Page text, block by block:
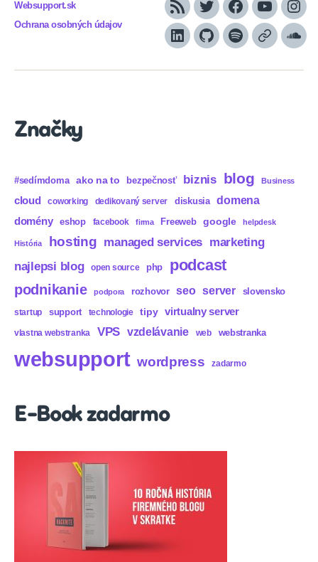
Websupport.sk
Ochrana osobných údajov
RSS TwitterFacebook
YouTube
LinkedInGitHubSpotifyApple
Značky
#sedímdoma ako na to bezpečnosť biznis blog Business
cloud coworking dedikovaný server diskusia domena
domény eshop facebook firma Freeweb google helpdesk
História hosting managed services marketing
najlepsi blog open source php podcast
podnikanie podpora rozhovor seo server slovensko
startup support technologie tipy virtualny server
vlastna webstranka VPS vzdelávanie web webstranka
websupport wordpress zadarmo
E-Book zadarmo